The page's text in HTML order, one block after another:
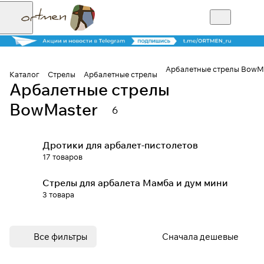
Каталог Стрелы Арбалетные стрелы
Арбалетные стрелы
Арбалетные стрелы
BowMaster
6
Дротики для арбалет-пистолетов
17 товаров
Стрелы для арбалета Мамба и дум мини
3 товара
Все фильтры Сначала дешевые
Для клиентов всех банков
оплату на части
Сегодня
Добавляйте товары